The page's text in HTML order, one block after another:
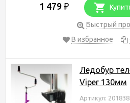
1 479 ₽
Быстрый
В избранное
Ледобур
Viper 130мм
Артикул: